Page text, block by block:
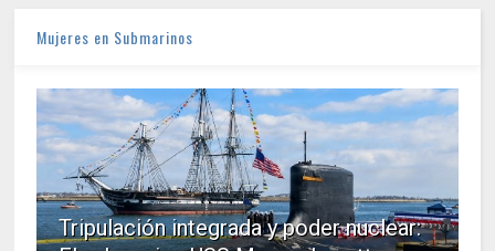
Mujeres en Submarinos
Tripulación integrada y poder nuclear: